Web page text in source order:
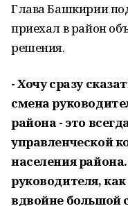
Глава Башкирии
приехал в район
решения.
- Хочу сразу
смена
района - это
управленческой
населения
руководителя,
вдвойне большой